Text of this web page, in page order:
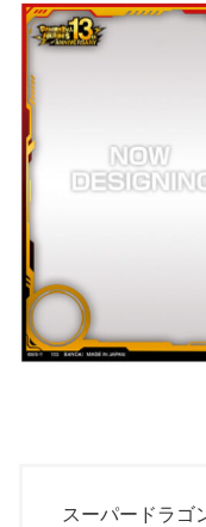
スーパードラゴ